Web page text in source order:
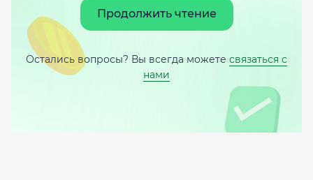
Продолжить чтение
Остались вопросы? Вы всегда можете связаться с
нами